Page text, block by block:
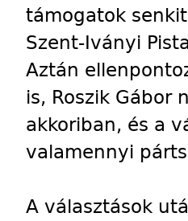
támogatok
Szent-Iványi
Aztán
is, Roszik Gábor
akkoriban, és a
valamennyi
A választások